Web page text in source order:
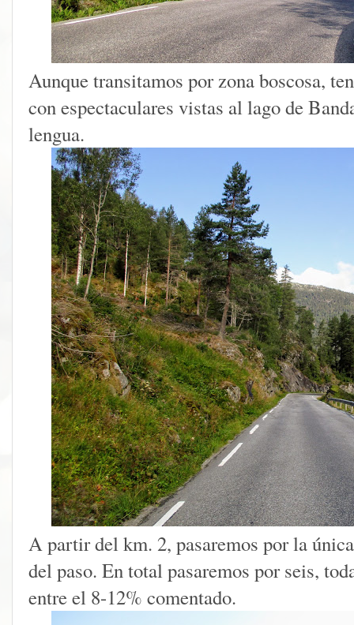
Aunque transitamos por zona boscosa,
con espectaculares vistas al lago de
lengua.
A partir del km. 2, pasaremos por la
del paso. En total pasaremos por seis,
entre el 8-12% comentado.